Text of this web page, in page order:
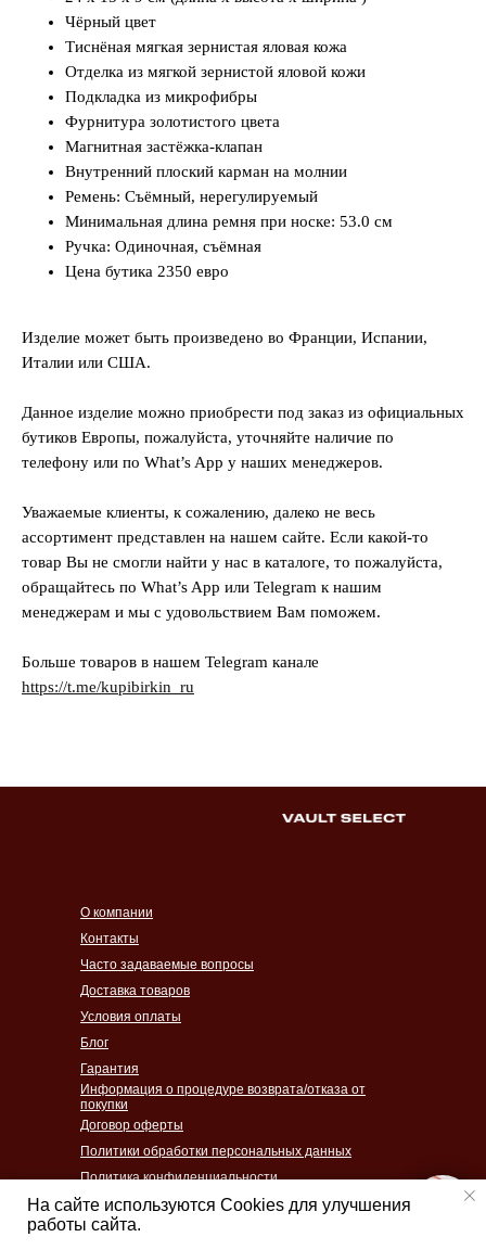
Чёрный цвет
Тиснёная мягкая зернистая яловая кожа
Отделка из мягкой зернистой яловой кожи
Подкладка из микрофибры
Фурнитура золотистого цвета
Магнитная застёжка-клапан
Внутренний плоский карман на молнии
Ремень: Съёмный, нерегулируемый
Минимальная длина ремня при носке: 53.0 см
Ручка: Одиночная, съёмная
Цена бутика 2350 евро
Изделие может быть произведено во Франции, Испании,
Италии или США.
Данное изделие можно приобрести под заказ из официальных
бутиков Европы, пожалуйста, уточняйте наличие по
телефону или по What’s App у наших менеджеров.
Уважаемые клиенты, к сожалению, далеко не весь
ассортимент представлен на нашем сайте. Если какой-то
товар Вы не смогли найти у нас в каталоге, то пожалуйста,
обращайтесь по What’s App или Telegram к нашим
менеджерам и мы с удовольствием Вам поможем.
Больше товаров в нашем Telegram канале
https://t.me/kupibirkin_ru
Контакты
Часто задаваемые вопросы
Доставка товаров
Условия оплаты
Гарантия
Блог
Политики обработки персональных данных
Согласие на обработку персональных данных
Политика конфиденциальности
Договор оферты
Информация о процедуре возврата/отказа от
покупки
О компании
На сайте используются Cookies для улучшения
работы сайта.